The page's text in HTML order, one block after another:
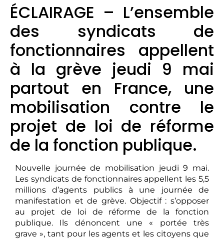
ÉCLAIRAGE – L’ensemble
des syndicats de
fonctionnaires appellent
à la grève jeudi 9 mai
partout en France, une
mobilisation contre le
projet de loi de réforme
de la fonction publique.
Nouvelle journée de mobilisation jeudi 9 mai.
Les syndicats de fonctionnaires appellent les 5,5
millions d’agents publics à une journée de
manifestation et de grève. Objectif : s’opposer
au projet de loi de réforme de la fonction
publique. Ils dénoncent une « portée très
grave », tant pour les agents et les citoyens que